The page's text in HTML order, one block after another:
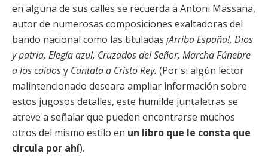
en alguna de sus calles se recuerda a Antoni Massana,
autor de numerosas composiciones exaltadoras del
bando nacional como las tituladas ¡Arriba España!, Dios
y patria, Elegía azul, Cruzados del Señor, Marcha Fúnebre
a los caídosy Cantata a Cristo Rey. (Por si algún lector
malintencionado deseara ampliar información sobre
estos jugosos detalles, este humilde juntaletras se
atreve a señalar que pueden encontrarse muchos
otros del mismo estilo en un libro que le consta que
circula por ahí).